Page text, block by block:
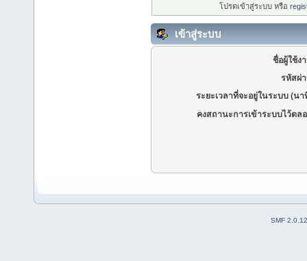
โปรดเข้าสู่ระบบ หรือ
เข้าสู่ระบบ
ชื่อผู้ใช้ง
รหัสผ่
ระยะเวลาที่จะอยู่ในระบบ (นา
คงสถานะการเข้าระบบไว้ตล
SMF 2.0.12